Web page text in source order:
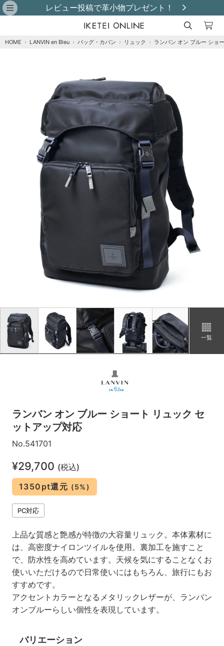
レビュー投稿で革小物プレゼント！
HOME › LANVIN en Bleu › バッグ・カバン › リュック › ランバン オン ブルー ショ
一覧
ランバン オン ブルー ショート リュック セ
ットアップ対応
No.541701
¥29,700 (税込)
1350pt還元 (5%)
PC対応
上品な質感と艶感が特徴の大容量リュック。本体素材に
は、高密度ナイロンツイルを使用。裏加工を施すこと
で、防水性を高めています。天候を気にすることなくお
使いいただけるので日常使いにはもちろん、旅行にもお
すすめです。
アクセントカラーとなるメタリックレザーが、ランバン
オンブルーらしい個性を表現しています。
バリエーション
注文オプション
商品到着後にレビュー投稿で【選べる特典】プ
レゼント！※特典はレビュー確認後、2週間以内
に【ご注文者様のご住所】へ発送いたします。
再入荷メール登録
「クロ」の在庫がありません。
コン
残りわずか
カートに追加